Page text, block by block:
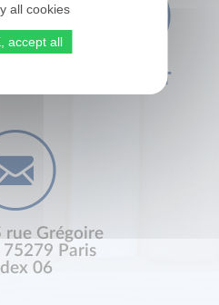
CONTACT
rue Grégoire
75279 Paris
06
all cookies
accept all